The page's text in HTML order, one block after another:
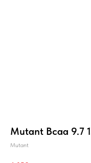
Mutant Bcaa 9.7
Mutant